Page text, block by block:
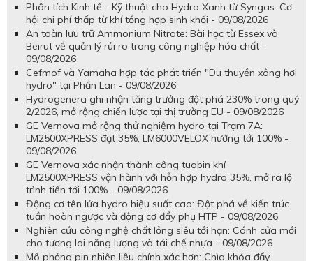
Phân tích Kinh tế - Kỹ thuật cho Hydro Xanh từ Syngas: Cơ
hội chi phí thấp từ khí tổng hợp sinh khối - 09/08/2026
An toàn lưu trữ Ammonium Nitrate: Bài học từ Essex và
Beirut về quản lý rủi ro trong công nghiệp hóa chất -
09/08/2026
Cefmof và Yamaha hợp tác phát triển "Du thuyền xông hơi
hydro" tại Phần Lan - 09/08/2026
Hydrogenera ghi nhận tăng trưởng đột phá 230% trong quý
2/2026, mở rộng chiến lược tại thị trường EU - 09/08/2026
GE Vernova mở rộng thử nghiệm hydro tại Trạm 7A:
LM2500XPRESS đạt 35%, LM6000VELOX hướng tới 100% -
09/08/2026
GE Vernova xác nhận thành công tuabin khí
LM2500XPRESS vận hành với hỗn hợp hydro 35%, mở ra lộ
trình tiến tới 100% - 09/08/2026
Động cơ tên lửa hydro hiệu suất cao: Đột phá về kiến trúc
tuần hoàn ngược và động cơ đẩy phụ HTP - 09/08/2026
Nghiên cứu công nghệ chất lỏng siêu tới hạn: Cánh cửa mới
cho tương lai năng lượng và tái chế nhựa - 09/08/2026
Mô phỏng pin nhiên liệu chính xác hơn: Chìa khóa đẩy